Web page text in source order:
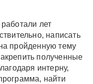
лет
написать
пройденную тему
полученные
интерну,
найти